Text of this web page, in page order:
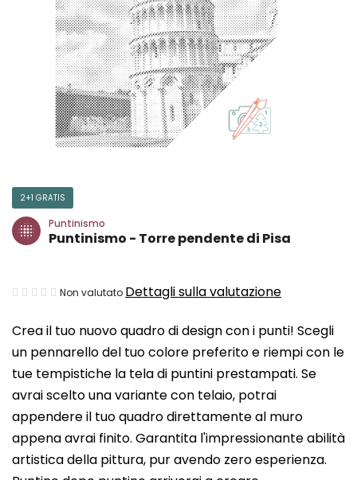
Crea il tuo nuovo quadro di design con i punti! Scegli
un pennarello del tuo colore preferito e riempi con le
tue tempistiche la tela di puntini prestampati. Se
avrai scelto una variante con telaio, potrai
appendere il tuo quadro direttamente al muro
appena avrai finito. Garantita l'impressionante abilità
artistica della pittura, pur avendo zero esperienza.
2+1 GRATIS
Puntinismo
Puntinismo - Torre pendente di Pisa
La
media
del
prodotto
è
0,0
su
5
Non valutato Dettagli sulla valutazione